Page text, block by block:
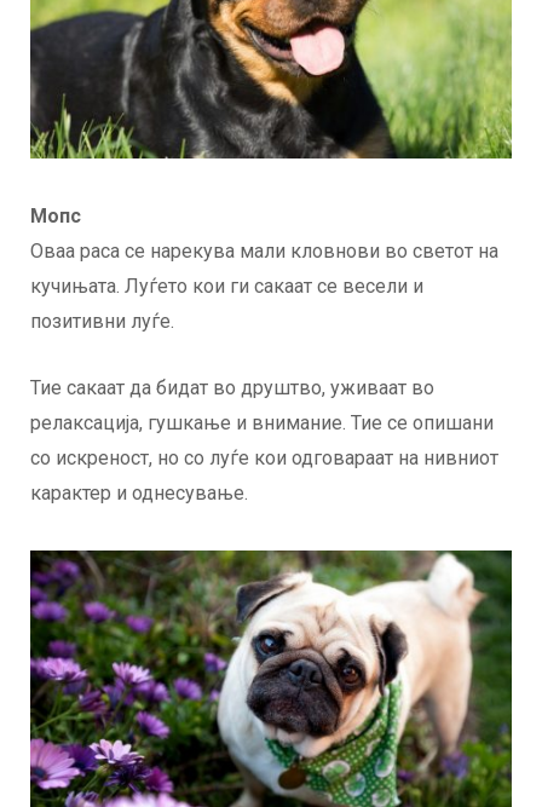
Мопс
Оваа раса се нарекува мали кловнови во светот на
кучињата. Луѓето кои ги сакаат се весели и
позитивни луѓе.
Тие сакаат да бидат во друштво, уживаат во
релаксација, гушкање и внимание. Тие се опишани
со искреност, но со луѓе кои одговараат на нивниот
карактер и однесување.